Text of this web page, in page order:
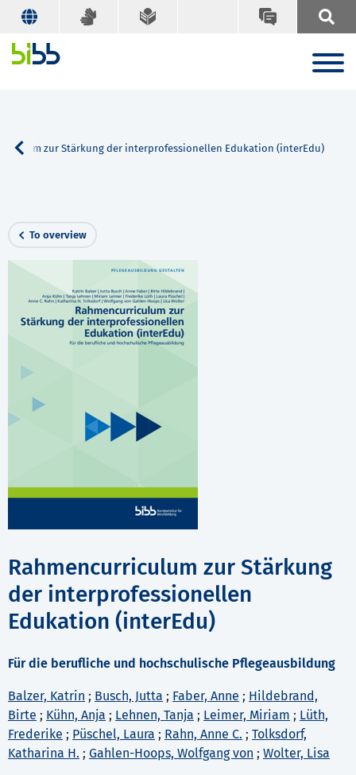
zur Stärkung der interprofessionellen Edukation (interEdu)
To overview
Rahmencurriculum zur Stärkung
der interprofessionellen
Edukation (interEdu)
Für die berufliche und hochschulische Pflegeausbildung
Balzer, Katrin ; Busch, Jutta ; Faber, Anne ; Hildebrand,
Birte ; Kühn, Anja ; Lehnen, Tanja ; Leimer, Miriam ; Lüth,
Frederike ; Püschel, Laura ; Rahn, Anne C. ; Tolksdorf,
Katharina H. ; Gahlen-Hoops, Wolfgang von ; Wolter, Lisa